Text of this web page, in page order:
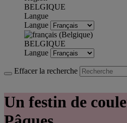
BELGIQUE
Langue
Langue
BELGIQUE
Langue
Effacer la recherche
Un festin de